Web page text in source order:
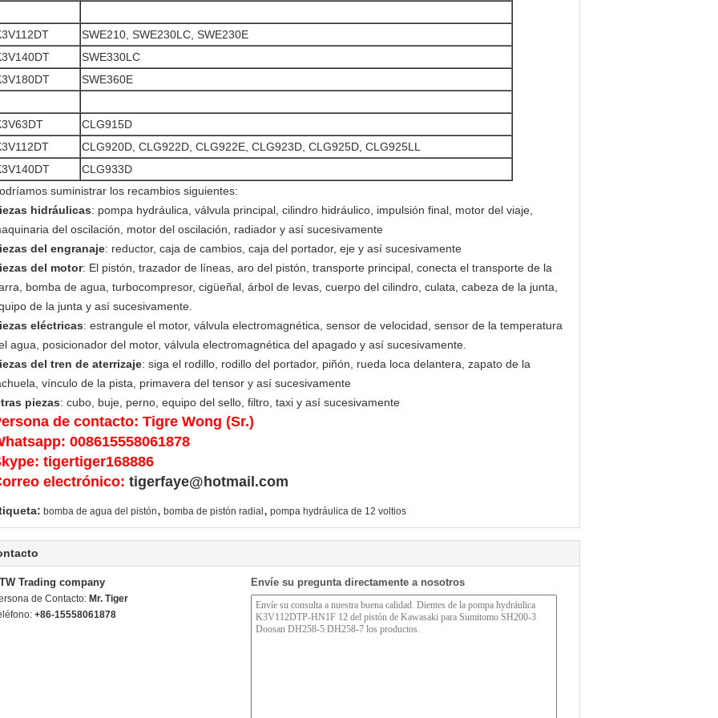
SWE210, SWE230LC, SWE230E
SWE330LC
SWE360E
CLG915D
CLG920D, CLG922D, CLG922E, CLG923D, CLG925D, CLG925LL
CLG933D
suministrar los recambios siguientes:
hidráulicas: pompa hydráulica, válvula principal, cilindro hidráulico, impulsión final, motor del viaje,
del oscilación, motor del oscilación, radiador y así sucesivamente
del engranaje: reductor, caja de cambios, caja del portador, eje y así sucesivamente
del motor: El pistón, trazador de líneas, aro del pistón, transporte principal, conecta el transporte de la
bomba de agua, turbocompresor, cigüeñal, árbol de levas, cuerpo del cilindro, culata, cabeza de la junta,
de la junta y así sucesivamente.
eléctricas: estrangule el motor, válvula electromagnética, sensor de velocidad, sensor de la temperatura
agua, posicionador del motor, válvula electromagnética del apagado y así sucesivamente.
del tren de aterrizaje: siga el rodillo, rodillo del portador, piñón, rueda loca delantera, zapato de la
vínculo de la pista, primavera del tensor y así sucesivamente
piezas: cubo, buje, perno, equipo del sello, filtro, taxi y así sucesivamente
de contacto: Tigre Wong (Sr.)
008615558061878
tigertiger168886
electrónico: tigerfaye@hotmail.com
bomba de agua del pistón, bomba de pistón radial , pompa hydráulica de 12 voltios
Trading company
de Contacto: Mr. Tiger
+86-15558061878
Envíe su pregunta directamente a nosotros